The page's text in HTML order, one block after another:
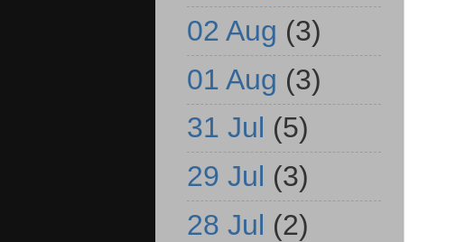
02 Aug (3)
01 Aug (3)
31 Jul (5)
29 Jul (3)
28 Jul (2)